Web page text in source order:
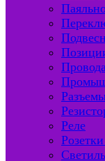
Реле